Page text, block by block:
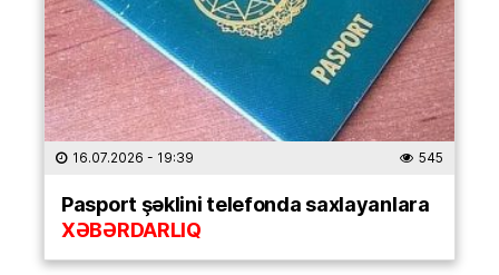
16.07.2026 - 19:39 545
Pasport şəklini telefonda saxlayanlara
XƏBƏRDARLIQ